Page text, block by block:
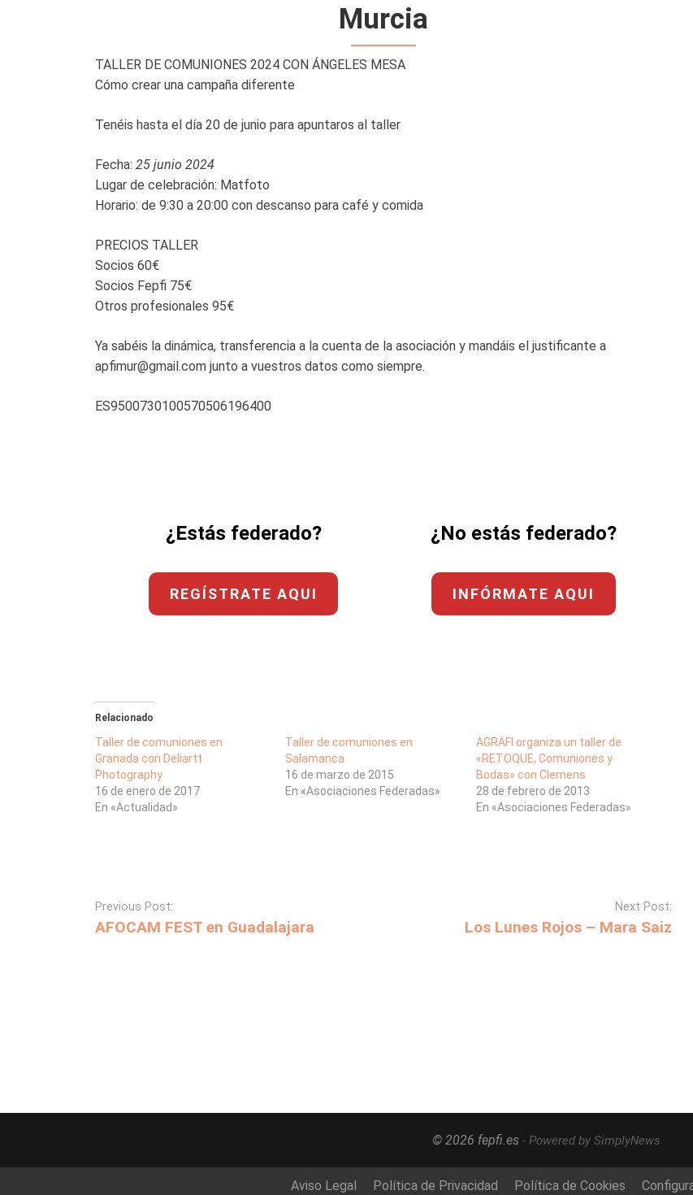
Murcia
TALLER DE COMUNIONES 2024 CON ÁNGELES MESA
Cómo crear una campaña diferente
Tenéis hasta el día 20 de junio para apuntaros al taller
Fecha: 25 junio 2024
Lugar de celebración: Matfoto
Horario: de 9:30 a 20:00 con descanso para café y comida
PRECIOS TALLER
Socios 60€
Socios Fepfi 75€
Otros profesionales 95€
Ya sabéis la dinámica, transferencia a la cuenta de la asociación y mandáis el justificante a
apfimur@gmail.com junto a vuestros datos como siempre.
ES9500730100570506196400
¿Estás federado?
REGÍSTRATE AQUI
¿No estás federado?
INFÓRMATE AQUI
Relacionado
Taller de comuniones en
Granada con Deliartt
Photography
16 de enero de 2017
En «Actualidad»
Taller de comuniones en
Salamanca
16 de marzo de 2015
En «Asociaciones Federadas»
AGRAFI organiza un taller de
«RETOQUE, Comuniones y
Bodas» con Clemens
28 de febrero de 2013
En «Asociaciones Federadas»
Previous Post:
AFOCAM FEST en Guadalajara
Next Post:
Los Lunes Rojos – Mara Saiz
© 2026 fepfi.es - Powered by SimplyNews
Aviso Legal Política de Privacidad Política de Cookies